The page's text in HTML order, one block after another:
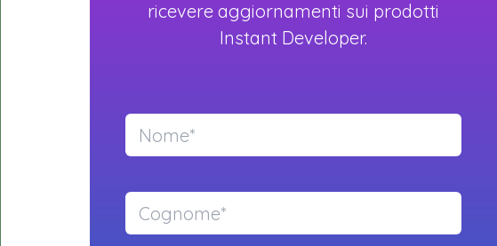
ricevere aggiornamenti sui prodotti
Instant Developer.